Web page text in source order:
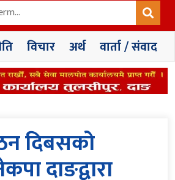
विचार अर्थ वार्ता / संवाद
दिबसको
दाङद्वारा